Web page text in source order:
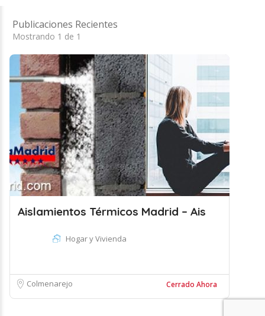
Publicaciones Recientes
Mostrando 1 de 1
Aislamientos Térmicos Madrid – Ais
Hogar y Vivienda
Colmenarejo Cerrado Ahora